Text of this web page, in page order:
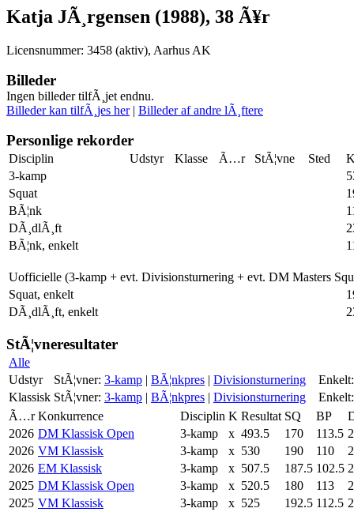
Katja JÃ¸rgensen (1988), 38 Ã¥r
Licensnummer: 3458 (aktiv), Aarhus AK
Billeder
Ingen billeder tilfÃ¸jet endnu.
Billeder kan tilfÃ¸jes her| Billeder af andre lÃ¸ftere
Personlige rekorder
Disciplin Udstyr Klasse Ã…r StÃ¦vne Sted
3-kamp
Squat
BÃ¦nk
DÃ¸dlÃ¸ft
BÃ¦nk, enkelt
Uofficielle (3-kamp + evt. Divisionsturnering + evt. DM Masters
Squat, enkelt
DÃ¸dlÃ¸ft, enkelt
StÃ¦vneresultater
Alle
Udstyr
StÃ¦vner: 3-kamp | BÃ¦nkpres | Divisionsturnering
Enkelt:
Klassisk StÃ¦vner: 3-kamp | BÃ¦nkpres | Divisionsturnering
Enkelt:
Ã…r Konkurrence Disciplin K Resultat SQ BP
2026 DM Klassisk Open 3-kamp x 493.5 170 113.5
2026 VM Klassisk 3-kamp x 530 190 110
2026 EM Klassisk 3-kamp x 507.5 187.5 102.5
2025 DM Klassisk Open 3-kamp x 520.5 180 113
2025 VM Klassisk 3-kamp x 525 192.5 112.5